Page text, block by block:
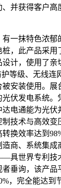
并获得客户高
一抹特色浓郁
，此产品采用
计，使用了亲
等级、无线连
安装使用。展
伏发电系统。
电通能为光伏
技术与高效变
换效率达到
商、系统集成
具世界专利技
垂询，该产品
，完全能达到